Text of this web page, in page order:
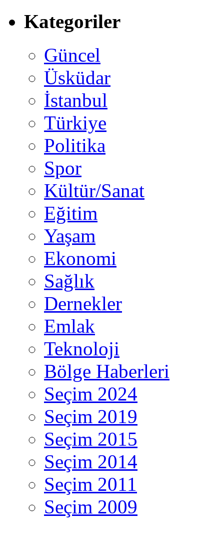
Kategoriler
Güncel
Üsküdar
İstanbul
Türkiye
Politika
Spor
Kültür/Sanat
Eğitim
Yaşam
Ekonomi
Sağlık
Dernekler
Emlak
Teknoloji
Bölge Haberleri
Seçim 2024
Seçim 2019
Seçim 2015
Seçim 2014
Seçim 2011
Seçim 2009